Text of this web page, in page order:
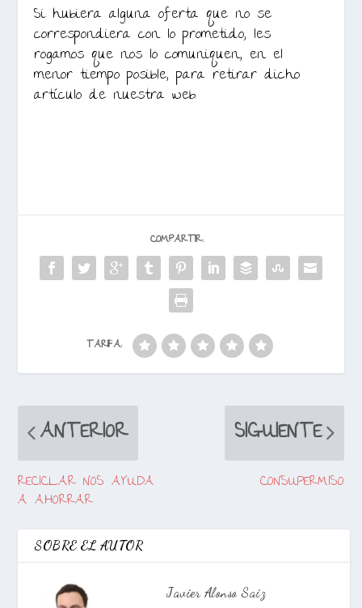
Si hubiera alguna oferta que no se
correspondiera con lo prometido, les
rogamos que nos lo comuniquen, en el
menor tiempo posible, para retirar dicho
artículo de nuestra web.
COMPARTIR:
TARIFA:
ANTERIOR
RECICLAR NOS AYUDA
A AHORRAR
SIGUIENTE
CONSUPERMISO
SOBRE EL AUTOR
Javier Alonso Saiz